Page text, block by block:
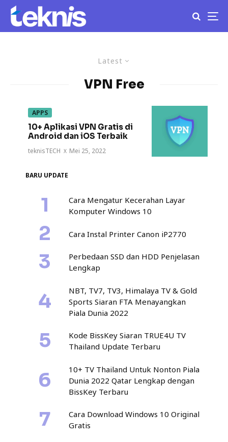
Latest
VPN Free
APPS
10+ Aplikasi VPN Gratis di
Android dan iOS Terbaik
teknisTECH · Mei 25, 2022
BARU UPDATE
Cara Mengatur Kecerahan Layar
Komputer Windows 10
Cara Instal Printer Canon iP2770
Perbedaan SSD dan HDD Penjelasan
Lengkap
NBT, TV7, TV3, Himalaya TV & Gold
Sports Siaran FTA Menayangkan
Piala Dunia 2022
Kode BissKey Siaran TRUE4U TV
Thailand Update Terbaru
10+ TV Thailand Untuk Nonton Piala
Dunia 2022 Qatar Lengkap dengan
BissKey Terbaru
Cara Download Windows 10 Original
Gratis